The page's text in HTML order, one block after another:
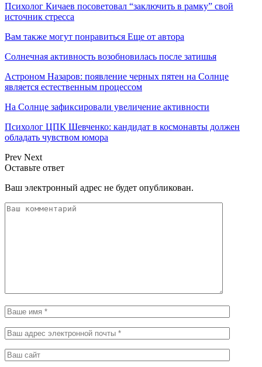
Психолог Кичаев посоветовал “заключить в рамку” свой
источник стресса
Вам также могут понравиться Еще от автора
Солнечная активность возобновилась после затишья
Астроном Назаров: появление черных пятен на Солнце
является естественным процессом
На Солнце зафиксировали увеличение активности
Психолог ЦПК Шевченко: кандидат в космонавты должен
обладать чувством юмора
Prev Next
Оставьте ответ
Ваш электронный адрес не будет опубликован.